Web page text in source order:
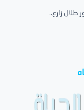
طلال زارع..